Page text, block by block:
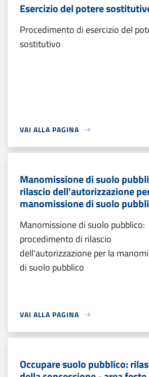
Esercizio del potere
Procedimento di esercizio del
sostitutivo
VAI ALLA PAGINA
Manomissione di suolo
rilascio dell'autorizzazione
manomissione di suolo
Manomissione di suolo pubblico:
procedimento di rilascio
dell'autorizzazione per la
di suolo pubblico
VAI ALLA PAGINA
Occupare suolo pubblico: